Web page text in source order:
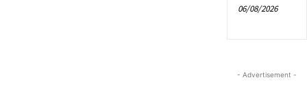
06/08/2026
- Advertisement -